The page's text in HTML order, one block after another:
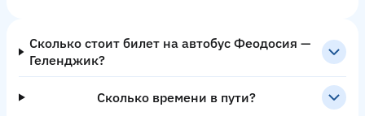
Сколько стоит билет на автобус Феодосия —
Геленджик?
Сколько времени в пути?